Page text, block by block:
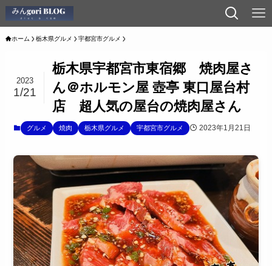
ホーム 栃木県グルメ 宇都宮市グルメ
栃木県宇都宮市東宿郷 焼肉屋さ
ん＠ホルモン屋 壺亭 東口屋台村
店 超人気の屋台の焼肉屋さん
2023
1/21
グルメ 焼肉 栃木県グルメ 宇都宮市グルメ 2023年1月21日